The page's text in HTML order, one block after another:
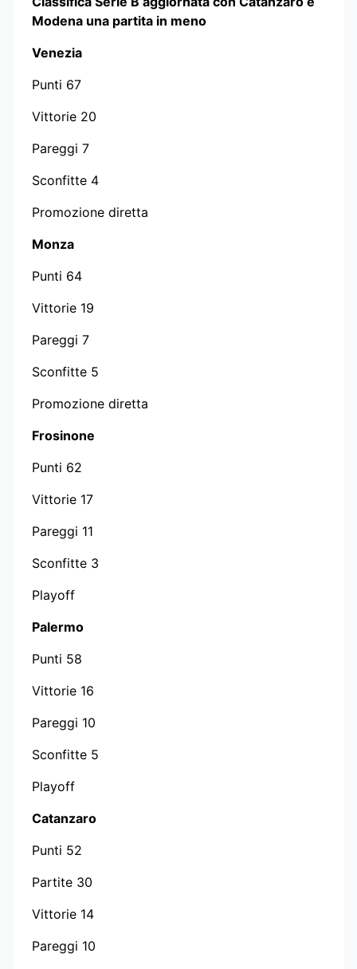
Modena una partita in meno
Venezia
Punti 67
Vittorie 20
Pareggi 7
Sconfitte 4
Promozione diretta
Monza
Punti 64
Vittorie 19
Pareggi 7
Sconfitte 5
Promozione diretta
Frosinone
Punti 62
Vittorie 17
Pareggi 11
Sconfitte 3
Playoff
Palermo
Punti 58
Vittorie 16
Pareggi 10
Sconfitte 5
Playoff
Catanzaro
Punti 52
Partite 30
Vittorie 14
Pareggi 10